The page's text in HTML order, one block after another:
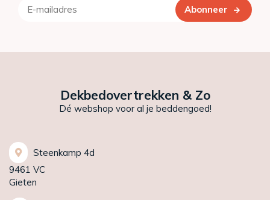
Abonneer
Dekbedovertrekken & Zo
Dé webshop voor al je beddengoed!
Steenkamp 4d
9461 VC
Gieten